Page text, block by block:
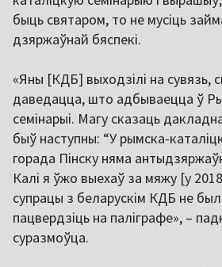
быць святаром, то не мусіць
дзяржаўнай бяспекі.
«Яны [КДБ] выходзілі на сувязь,
даведацца, што адбываецца ў
семінарыі. Магу сказаць
быў наступны: “У рымска-
горада Пінску няма
Калі я ўжо выехаў за мяжу [у
супрацы з беларускім КДБ не
пацвердзіць на паліграфе», –
суразмоўца.